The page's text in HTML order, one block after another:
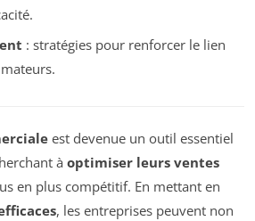
: stratégies pour renforcer le lien
est devenue un outil essentiel
à optimiser leurs ventes
en plus compétitif. En mettant en
, les entreprises peuvent non